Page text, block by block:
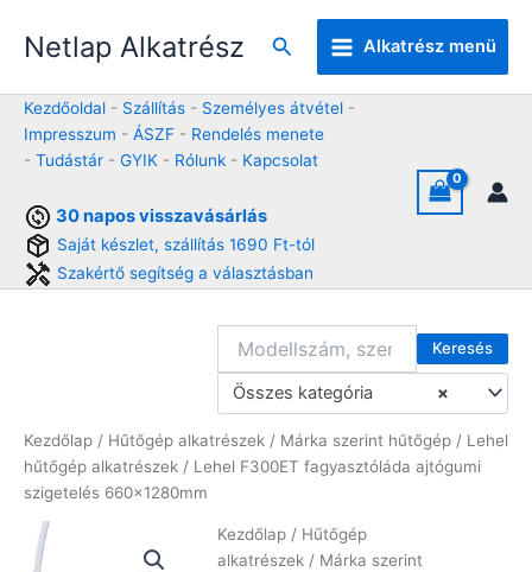
Netlap Alkatrész Keresés Alkatrész menü
Kezdőoldal - Szállítás - Személyes átvétel -
Impresszum - ÁSZF - Rendelés menete
- Tudástár - GYIK - Rólunk - Kapcsolat
30 napos visszavásárlás
Saját készlet, szállítás 1690 Ft-tól
Szakértő segítség a választásban
Keresés
×
Összes kategória
Kezdőlap / Hűtőgép alkatrészek / Márka szerint hűtőgép / Lehel
hűtőgép alkatrészek / Lehel F300ET fagyasztóláda ajtógumi
szigetelés 660x1280mm
Kezdőlap / Hűtőgép
alkatrészek / Márka szerint